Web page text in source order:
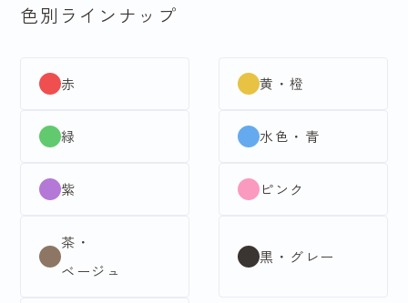
fururu Mogafuri
Juju NICOLE
しほり
色別ラインナップ
赤 黄・橙
緑 水色・青
紫 ピンク
茶・
ベージュ
黒・グレー